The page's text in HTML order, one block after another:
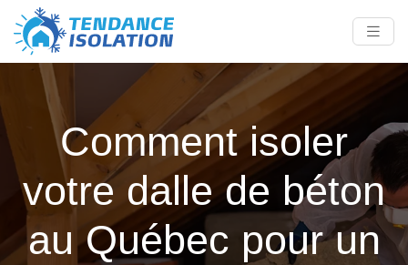
Comment isoler
votre dalle de béton
au Québec pour un